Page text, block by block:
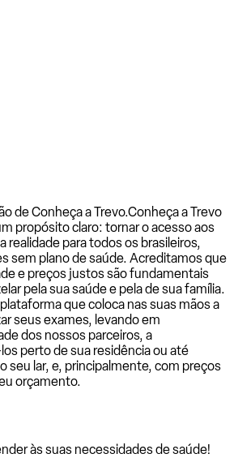
de Conheça a Trevo.Conheça a Trevo
propósito claro: tornar o acesso aos
realidade para todos os brasileiros,
sem plano de saúde. Acreditamos que
e preços justos são fundamentais
pela sua saúde e pela de sua família.
que coloca nas suas mãos a
seus exames, levando em
dos nossos parceiros, a
perto de sua residência ou até
seu lar, e, principalmente, com preços
orçamento.
às suas necessidades de saúde!